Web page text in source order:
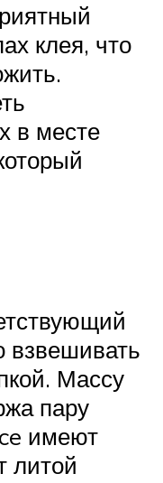
клея, что
в месте
взвешивать
Массу
пару
имеют
литой